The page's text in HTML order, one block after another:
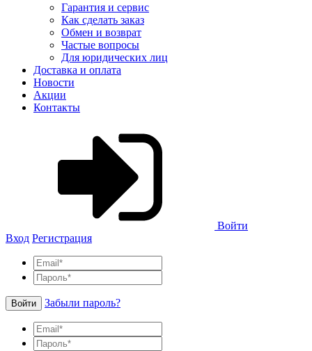
Гарантия и сервис
Как сделать заказ
Обмен и возврат
Частые вопросы
Для юридических лиц
Доставка и оплата
Новости
Акции
Контакты
Войти
Вход Регистрация
Войти Забыли пароль?